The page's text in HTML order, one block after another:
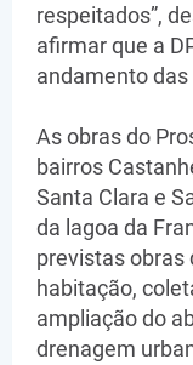
respeitados”,
afirmar que a
andamento
As obras do
bairros
Santa Clara e
da lagoa da
previstas obras
habitação,
ampliação do
drenagem